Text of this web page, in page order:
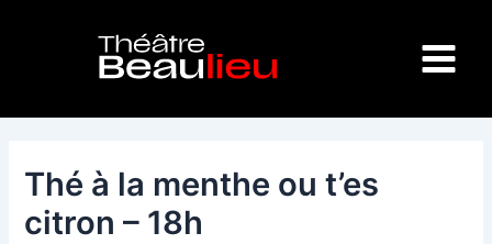
Menu
Thé à la menthe ou t’es
citron – 18h